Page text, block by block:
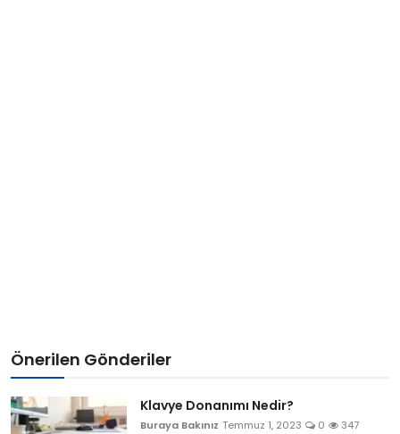
Önerilen Gönderiler
Klavye Donanımı Nedir?
Buraya Bakınız Temmuz 1, 2023 0 347